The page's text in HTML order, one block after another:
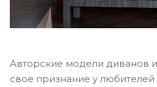
Авторские модели диванов
свое признание у